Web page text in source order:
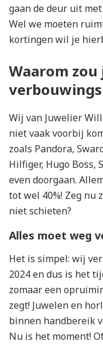
gaan de deur uit
Wel we moeten
kortingen wil je
Waarom
Wij van Juwelier
niet vaak voorbij
zoals Pandora,
Hilfiger, Hugo Boss,
even doorgaan.
tot wel 40%! Zeg nu
niet schieten?
Alles moet weg
Het is simpel: wij
2024 en dus is het
zomaar een
zegt! Juwelen en
binnen handbereik
Nu is het moment!